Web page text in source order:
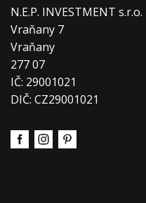
N.E.P. INVESTMENT s.r.o.
Vraňany 7
Vraňany
277 07
IČ: 29001021
DIČ: CZ29001021